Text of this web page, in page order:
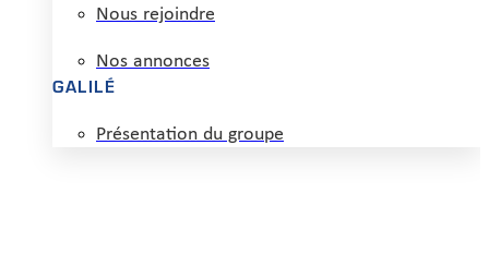
Nous rejoindre
Nos annonces
GALILÉ
Présentation du groupe